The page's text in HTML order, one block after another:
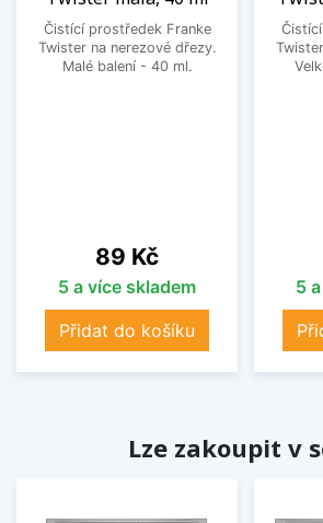
Čistící prostředek Franke
Twister na nerezové dřezy.
Malé balení - 40 ml.
Cena
89 Kč
5 a více skladem
Přidat do košíku
5
Lze zakoupit v